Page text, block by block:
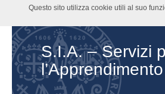
S.I.A. – Servizi
l’Apprendimento
Questo sito utilizza cookie utili al suo